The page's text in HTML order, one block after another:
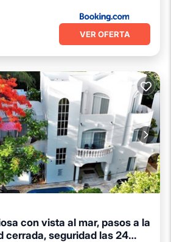
VER OFERTA
con vista al mar, pasos a la
cerrada, seguridad las 24